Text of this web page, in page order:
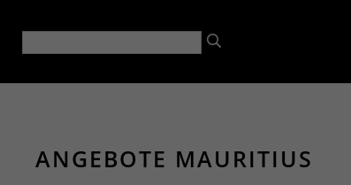
ANGEBOTE MAURITIUS